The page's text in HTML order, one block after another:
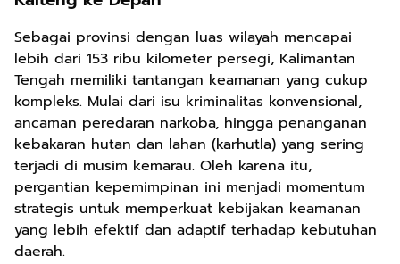
Sebagai provinsi dengan luas wilayah mencapai
lebih dari 153 ribu kilometer persegi, Kalimantan
Tengah memiliki tantangan keamanan yang cukup
kompleks. Mulai dari isu kriminalitas konvensional,
ancaman peredaran narkoba, hingga penanganan
kebakaran hutan dan lahan (karhutla) yang sering
terjadi di musim kemarau. Oleh karena itu,
pergantian kepemimpinan ini menjadi momentum
strategis untuk memperkuat kebijakan keamanan
yang lebih efektif dan adaptif terhadap kebutuhan
daerah.